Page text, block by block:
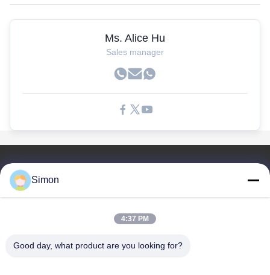
Ms. Alice Hu
Sales manager
Video
Blog
Simon
4:37 PM
Good day, what product are you looking for?